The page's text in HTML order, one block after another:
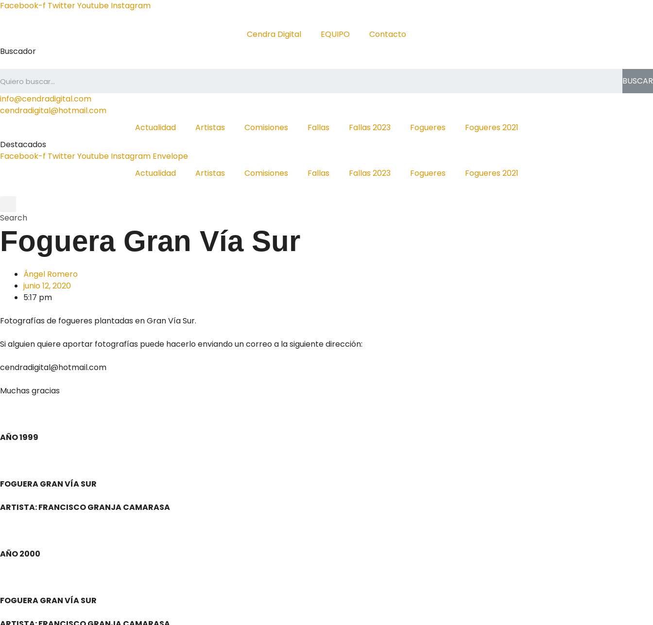
Facebook-f TwitterYoutube Instagram
Cendra Digital EQUIPO
Contacto
Buscador
BUSCAR
info@cendradigital.com
cendradigital@hotmail.com
Actualidad
Artistas Comisiones Fallas Fallas 2023 Fogueres
Fogueres 2021
Destacados
Facebook-f TwitterYoutube Instagram Envelope
Actualidad
Artistas Comisiones Fallas Fallas 2023 Fogueres Fogueres 2021
Search
Foguera Gran Vía Sur
Ángel Romero
junio 12, 2020
5:17 pm
Fotografías de fogueres plantadas en Gran Vía Sur.
Si alguien quiere aportar fotografías puede hacerlo enviando un correo a la siguiente dirección:
cendradigital@hotmail.com
Muchas gracias
AÑO 1999
FOGUERA GRAN VÍA SUR
ARTISTA: FRANCISCO GRANJA CAMARASA
AÑO 2000
FOGUERA GRAN VÍA SUR